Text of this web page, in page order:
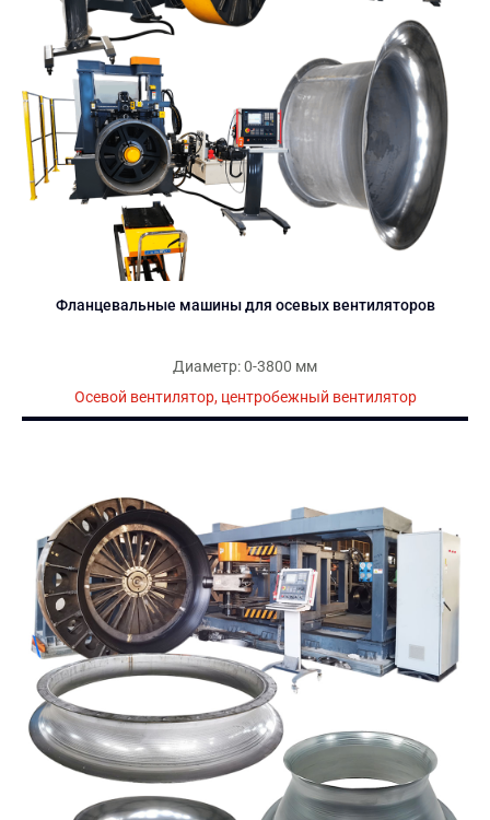
вентилятора ...
Вентиляторы Aial Flow
: Автоматическая
прокатка, пробивка отверстий, отбортовка,
подгонянная производственная линия для
автоматической прокатки воздуховодов...
Другие машины:
динамическая
балансировка, крыльчатка OEM,машина для
производства воздуховодов
...
Фланцевальные машины для осевых вентиляторов
Диаметр: 0-3800 мм
Осевой вентилятор, центробежный вентилятор